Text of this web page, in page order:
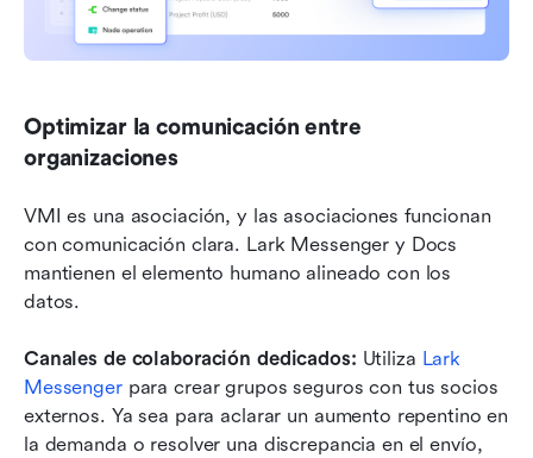
Optimizar la comunicación entre
organizaciones
VMI es una asociación, y las asociaciones funcionan
con comunicación clara. Lark Messenger y Docs
mantienen el elemento humano alineado con los
datos.
Canales de colaboración dedicados: Utiliza Lark
Messenger para crear grupos seguros con tus socios
externos. Ya sea para aclarar un aumento repentino en
la demanda o resolver una discrepancia en el envío,